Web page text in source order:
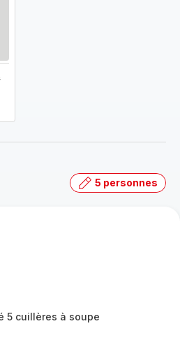
5 personnes
5 cuillères à soupe